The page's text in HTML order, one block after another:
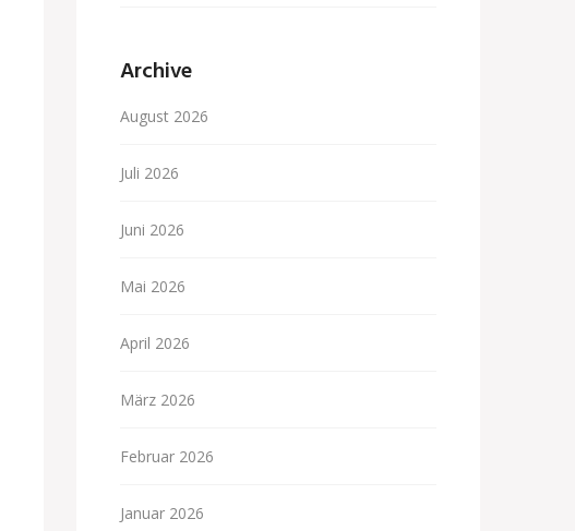
Archive
August 2026
Juli 2026
Juni 2026
Mai 2026
April 2026
März 2026
Februar 2026
Januar 2026